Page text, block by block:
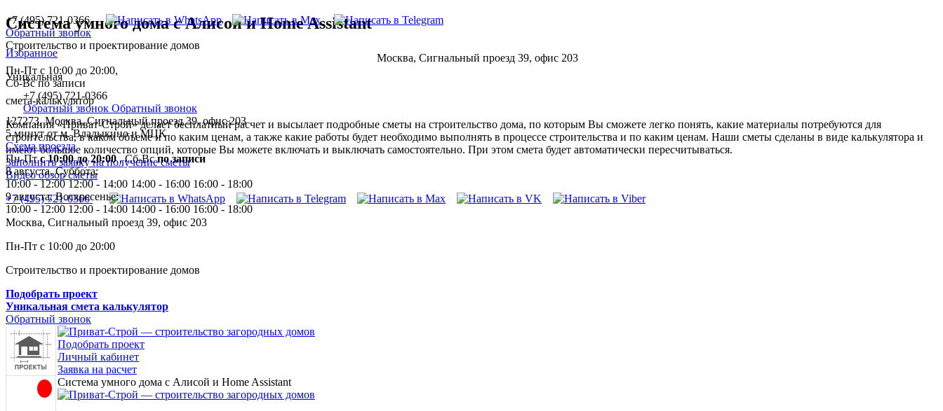
+7 (495) 721-0366
Обратный звонок
Строительство и проектирование домов
Москва, Сигнальный проезд 39, офис 203
Пн-Пт с 10:00 до 20:00,
Сб-Вс по записи
+7 (495) 721-0366
Обратный звонок Обратный звонок
127273, Москва, Сигнальный проезд 39, офис 203
5 минут от м. Владыкино и МЦК
Схема проезда
Пн-Птс 10:00 до 20:00,Сб-Вспо записи
8 августа, Суббота:
10:00 - 12:00 12:00 - 14:00 14:00 - 16:00 16:00 - 18:00
9 августа, Воскресенье:
10:00 - 12:00 12:00 - 14:00 14:00 - 16:00 16:00 - 18:00
Система умного дома с Алисой и Home Assistant
Избранное
Уникальная
смета-калькулятор
Компания «Приват-Строй» делает бесплатный расчет и высылает подробные сметы на строительство дома, по которым Вы сможете легко понять, какие материалы потребуются для
строительства, в каком объеме и по каким ценам, а также какие работы будет необходимо выполнять в процессе строительства и по каким ценам. Наши сметы сделаны в виде калькулятора и
имеют большое количество опций, которые Вы можете включать и выключать самостоятельно. При этом смета будет автоматически пересчитываться.
Заполнить заявку на получение сметы
Видео обзор сметы
+7 (495) 721-0366
Москва, Сигнальный проезд 39, офис 203
Пн-Пт с 10:00 до 20:00
Строительство и проектирование домов
Подобрать проект
Уникальная смета калькулятор
Обратный звонок
Подобрать проект
Личный кабинет
Заявка на расчет
Система умного дома с Алисой и Home Assistant